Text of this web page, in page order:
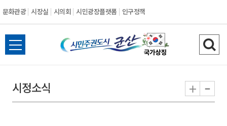
문화관광 시장실 시의회 시민광장플랫폼 인구정책
시
민
전
체
뉴
열
검
색
기
시정소식 + -